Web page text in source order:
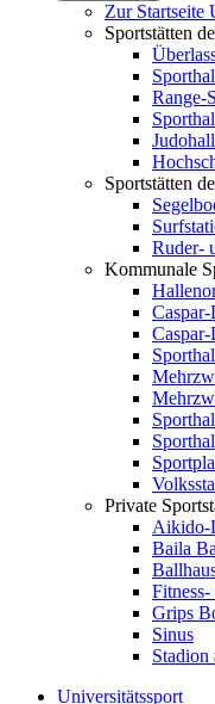
Zur Startseite
Sportstätten
Range-
Sportstätten
Ruder-
Kommunale
Private
Aikido-
Baila
Grips
Sinus
Stadion
Universitätssport